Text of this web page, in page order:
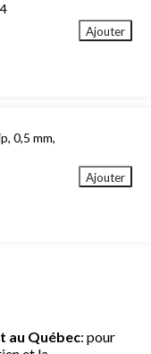
Ajouter
0,5 mm,
Ajouter
au Québec: pour